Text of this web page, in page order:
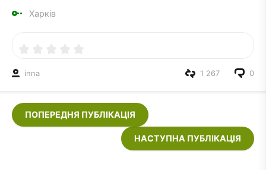
Харків
inna 0
1 267
ПОПЕРЕДНЯ ПУБЛІКАЦІЯ
НАСТУПНА ПУБЛІКАЦІЯ